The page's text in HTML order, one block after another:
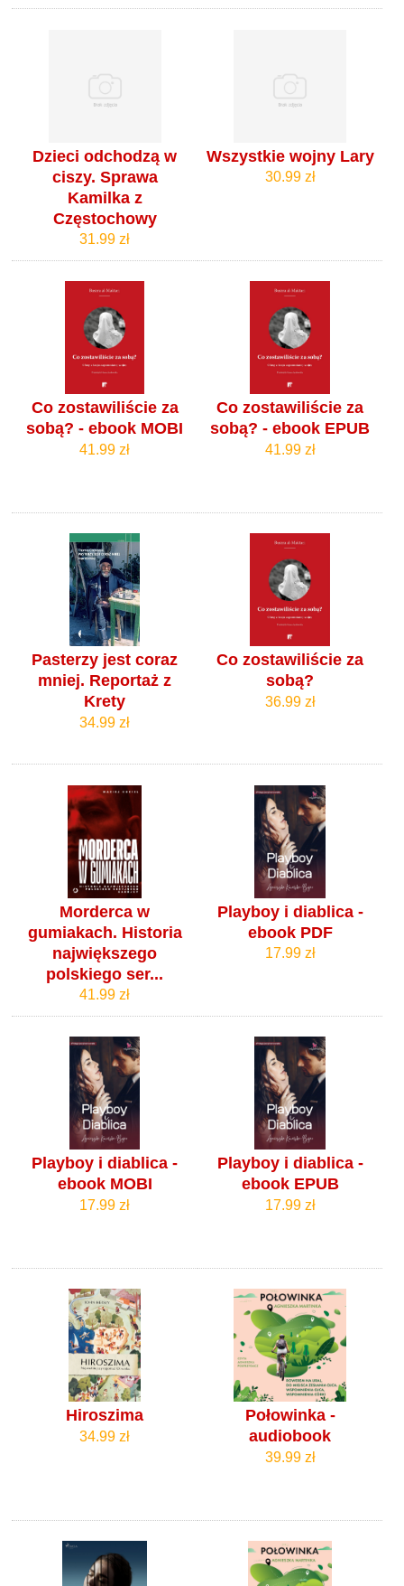
Dzieci odchodzą w
ciszy. Sprawa
Kamilka z
Częstochowy
31.99 zł
Wszystkie wojny Lary
30.99 zł
Co zostawiliście za
sobą? - ebook MOBI
41.99 zł
Co zostawiliście za
sobą? - ebook EPUB
41.99 zł
Pasterzy jest coraz
mniej. Reportaż z
Krety
34.99 zł
Co zostawiliście za
sobą?
36.99 zł
Morderca w
gumiakach. Historia
największego
polskiego ser...
41.99 zł
Playboy i diablica -
ebook PDF
17.99 zł
Playboy i diablica -
ebook MOBI
17.99 zł
Playboy i diablica -
ebook EPUB
17.99 zł
Hiroszima
34.99 zł
Połowinka -
audiobook
39.99 zł